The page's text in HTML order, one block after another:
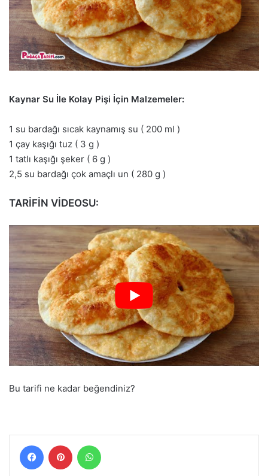
Kaynar Su İle Kolay Pişi İçin Malzemeler:
1 su bardağı sıcak kaynamış su ( 200 ml )
1 çay kaşığı tuz ( 3 g )
1 tatlı kaşığı şeker ( 6 g )
2,5 su bardağı çok amaçlı un ( 280 g )
TARİFİN VİDEOSU:
Bu tarifi ne kadar beğendiniz?
FacebookPinterest